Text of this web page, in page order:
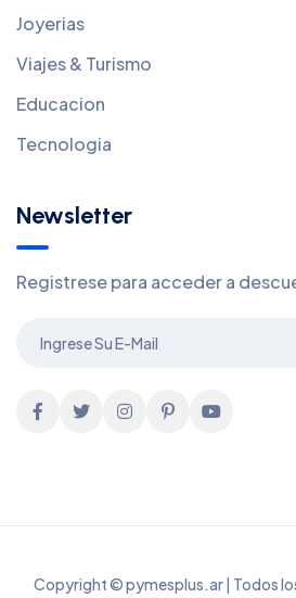
Joyerias
Viajes & Turismo
Educacion
Tecnologia
Newsletter
Registrese para acceder a
Copyright © pymesplus.ar | Todos